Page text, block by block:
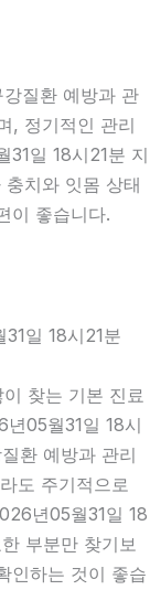
질환 예방과 관
, 정기적인 관리
일 18시21분 지
치와 잇몸 상태
이 좋습니다.
일 18시21분
찾는 기본 진료
05월31일 18시
환 예방과 관리
도 주기적으로
년05월31일 18
부분만 찾기보
인하는 것이 좋습